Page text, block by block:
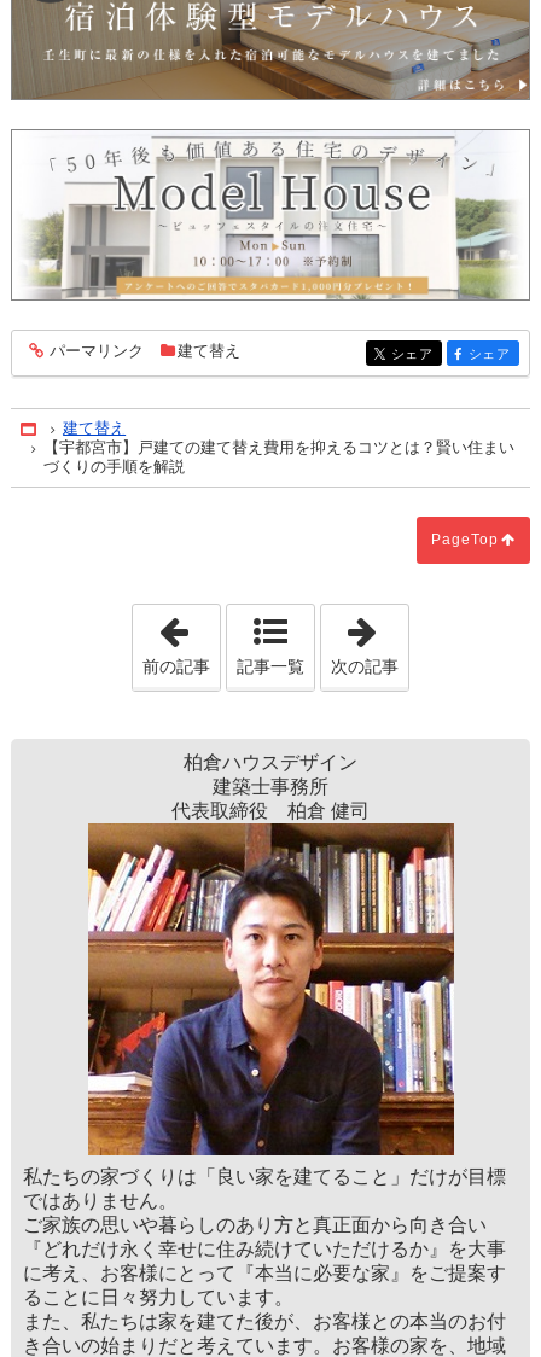
entry541
パーマリンク 建て替え entry541
シェア entry541
シェア
Home
建て替え
【宇都宮市】戸建ての建て替え費用を抑えるコツとは？賢い住まい
づくりの手順を解説
PageTop
「小山市でバリアフリーリフォームを
前の記事 記事一覧 次の記事
柏倉ハウスデザイン
建築士事務所
代表取締役 ​柏倉 健司
私たちの家づくりは「良い家を建てること」だけが目標
ではありません。
ご家族の思いや暮らしのあり方と真正面から向き合い
『どれだけ永く幸せに住み続けていただけるか』を大事
に考え、お客様にとって『本当に必要な家』をご提案す
ることに日々努力しています。
また、私たちは家を建てた後が、お客様との本当のお付
き合いの始まりだと考えています。お客様の家を、地域